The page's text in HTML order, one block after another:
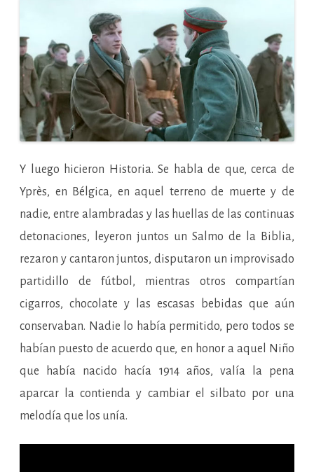
Y luego hicieron Historia. Se habla de que, cerca de
Yprès, en Bélgica, en aquel terreno de muerte y de
nadie, entre alambradas y las huellas de las continuas
detonaciones, leyeron juntos un Salmo de la Biblia,
rezaron y cantaron juntos, disputaron un improvisado
partidillo de fútbol, mientras otros compartían
cigarros, chocolate y las escasas bebidas que aún
conservaban. Nadie lo había permitido, pero todos se
habían puesto de acuerdo que, en honor a aquel Niño
que había nacido hacía 1914 años, valía la pena
aparcar la contienda y cambiar el silbato por una
melodía que los unía.